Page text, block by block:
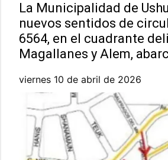
La Municipalidad de
nuevos sentidos de
6564, en el cuadrante
Magallanes y Alem,
viernes 10 de abril de 2026